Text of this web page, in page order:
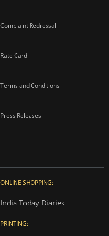
Complaint Redressal
Rate Card
Terms and Conditions
Press Releases
ONLINE SHOPPING:
India Today Diaries
PRINTING: